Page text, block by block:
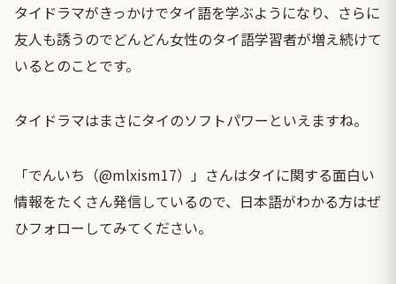
タイドラマがきっかけでタイ語を学ぶようになり、さらに
友人も誘うのでどんどん女性のタイ語学習者が増え続けて
いるとのことです。
タイドラマはまさにタイのソフトパワーといえますね。
「でんいち（@mlxism17）」さんはタイに関する面白い
情報をたくさん発信しているので、日本語がわかる方はぜ
ひフォローしてみてください。